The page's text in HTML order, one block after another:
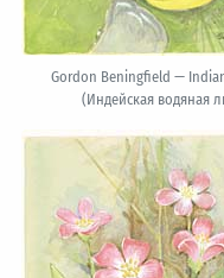
Gordon Beningfield —
(Индейская водяная